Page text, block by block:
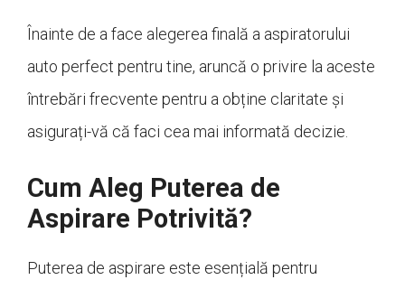
Înainte de a face alegerea finală a aspiratorului
auto perfect pentru tine, aruncă o privire la aceste
întrebări frecvente pentru a obține claritate și
asigurați-vă că faci cea mai informată decizie.
Cum Aleg Puterea de
Aspirare Potrivită?
Puterea de aspirare este esențială pentru